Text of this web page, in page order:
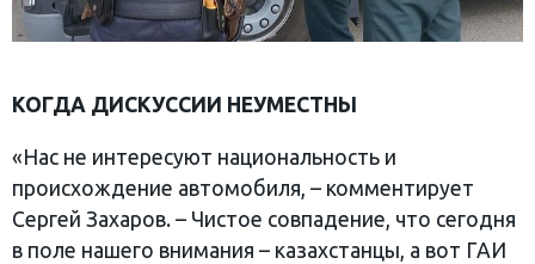
КОГДА ДИСКУССИИ НЕУМЕСТНЫ
«Нас не интересуют национальность и
происхождение автомобиля, – комментирует
Сергей Захаров. – Чистое совпадение, что сегодня
в поле нашего внимания – казахстанцы, а вот ГАИ